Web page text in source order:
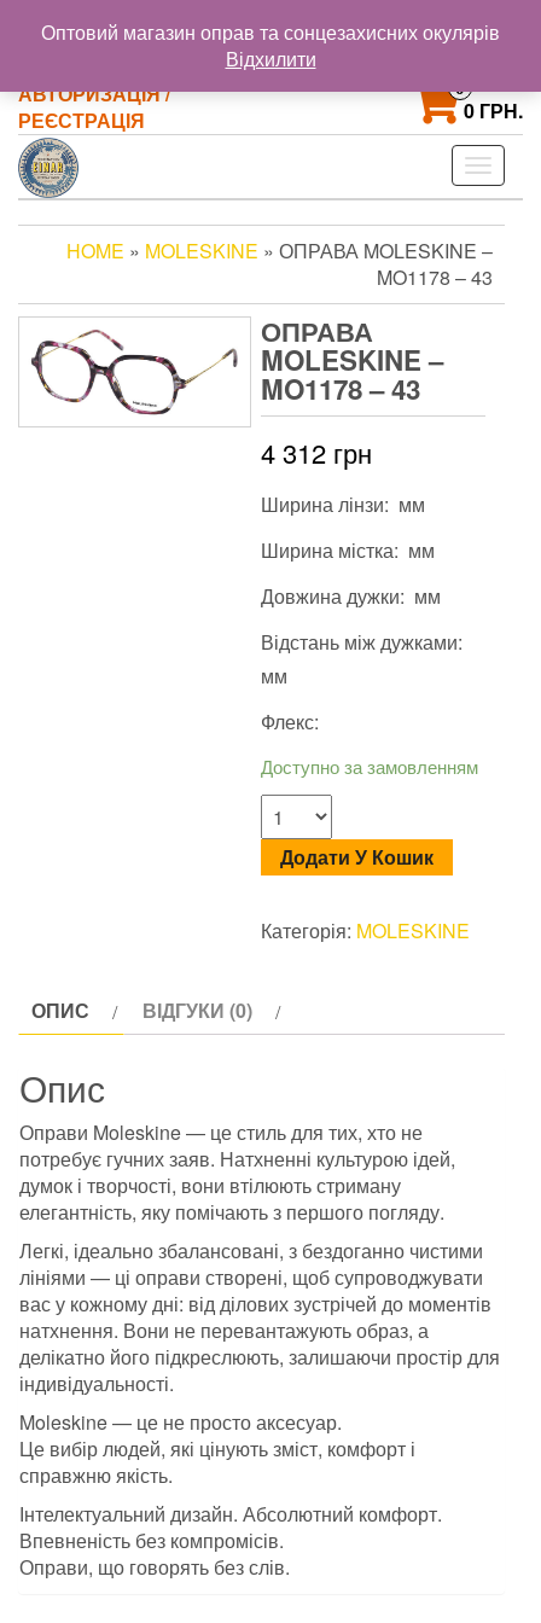
@gmail.com
+38 093 121 72 02
+38 063 853 58 33
АВТОРИЗАЦІЯ /
РЕЄСТРАЦІЯ
0
0 ГРН.
Toggle
HOME » MOLESKINE » ОПРАВА MOLESKINE –
MO1178 – 43
ОПРАВА
MOLESKINE –
MO1178 – 43
4 312 грн
Ширина лінзи: мм
Ширина містка: мм
Довжина дужки: мм
Відстань між дужками:
мм
Флекс:
Доступно за замовленням
Додати У Кошик
Категорія: MOLESKINE
ОПИС ВІДГУКИ (0)
Опис
Оправи Moleskine — це стиль для тих, хто не
потребує гучних заяв. Натхненні культурою ідей,
думок і творчості, вони втілюють стриману
елегантність, яку помічають з першого погляду.
Легкі, ідеально збалансовані, з бездоганно чистими
лініями — ці оправи створені, щоб супроводжувати
вас у кожному дні: від ділових зустрічей до моментів
натхнення. Вони не перевантажують образ, а
делікатно його підкреслюють, залишаючи простір для
індивідуальності.
Moleskine — це не просто аксесуар.
Це вибір людей, які цінують зміст, комфорт і
справжню якість.
Інтелектуальний дизайн. Абсолютний комфорт.
Впевненість без компромісів.
Оправи, що говорять без слів.
Оптовий магазин оправ та сонцезахисних окулярів
Відхилити